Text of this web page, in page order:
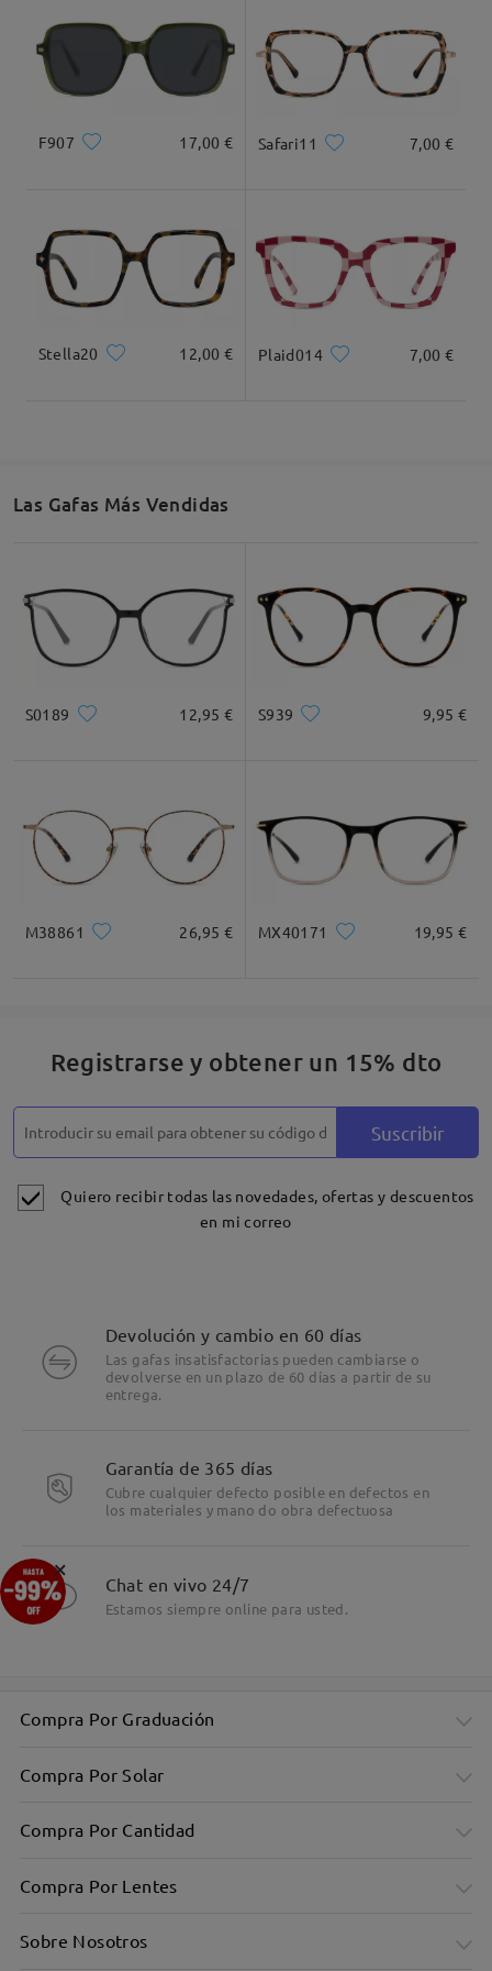
Leer todos los
comentarios
Deje su comentario
F907 17,00 € Safari11 7,00 €
Stella20 12,00 € Plaid014 7,00 €
Las Gafas Más Vendidas
S0189 12,95 € S939 9,95 €
M38861 26,95 € MX40171 19,95 €
Registrarse y obtener un 15% dto
Suscribir
Quiero recibir todas las novedades, ofertas y descuentos
en mi correo
Devolución y cambio en 60 días
Las gafas insatisfactorias pueden cambiarse o
devolverse en un plazo de 60 días a partir de su
entrega.
Garantía de 365 días
Cubre cualquier defecto posible en defectos en
los materiales y mano do obra defectuosa
Chat en vivo 24/7
Estamos siempre online para usted.
Compra Por Graduación
Compra Por Solar
Compra Por Cantidad
Compra Por Lentes
Sobre Nosotros
×